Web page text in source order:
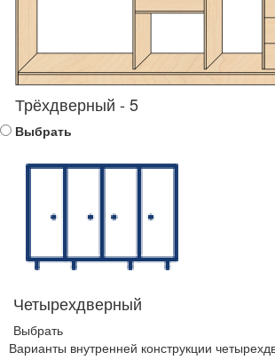
Трёхдверный - 5
Выбрать
Четырехдверный
Выбрать
Варианты внутренней конструкции